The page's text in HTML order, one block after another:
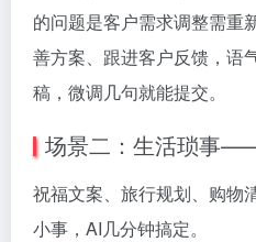
的问题是客户需求调整需重
善方案、跟进客户反馈，语
稿，微调几句就能提交。
场景二：生活琐事
祝福文案、旅行规划、购物
小事，AI几分钟搞定。